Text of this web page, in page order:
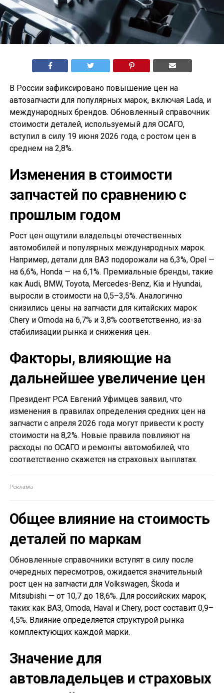
В России зафиксировано повышение цен на
автозапчасти для популярных марок, включая Lada, и
международных брендов. Обновленный справочник
стоимости деталей, используемый для ОСАГО,
вступил в силу 19 июня 2026 года, с ростом цен в
среднем на 2,8%.
Изменения в стоимости
запчастей по сравнению с
прошлым годом
Рост цен ощутили владельцы отечественных
автомобилей и популярных международных марок.
Например, детали для ВАЗ подорожали на 6,3%, Opel —
на 6,6%, Honda — на 6,1%. Премиальные бренды, такие
как Audi, BMW, Toyota, Mercedes-Benz, Kia и Hyundai,
выросли в стоимости на 0,5–3,5%. Аналогично
снизились цены на запчасти для китайских марок
Chery и Omoda на 6,7% и 3,8% соответственно, из-за
стабилизации рынка и снижения цен.
Факторы, влияющие на
дальнейшее увеличение цен
Президент РСА Евгений Уфимцев заявил, что
изменения в правилах определения средних цен на
запчасти с апреля 2026 года могут привести к росту
стоимости на 8,2%. Новые правила повлияют на
расходы по ОСАГО и ремонты автомобилей, что
соответственно скажется на страховых выплатах.
Общее влияние на стоимость
деталей по маркам
Обновленные справочники вступят в силу после
очередных пересмотров, ожидается значительный
рост цен на запчасти для Volkswagen, Škoda и
Mitsubishi — от 10,7 до 18,6%. Для российских марок,
таких как ВАЗ, Omoda, Haval и Chery, рост составит 0,9–
4,5%. Влияние определяется структурой рынка
комплектующих каждой марки.
Значение для
автовладельцев и страховых